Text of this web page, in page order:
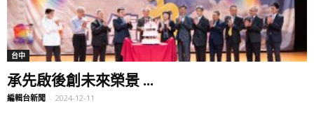
台中
承先啟後創未來榮景 ...
編輯台新聞 - 2024-12-11